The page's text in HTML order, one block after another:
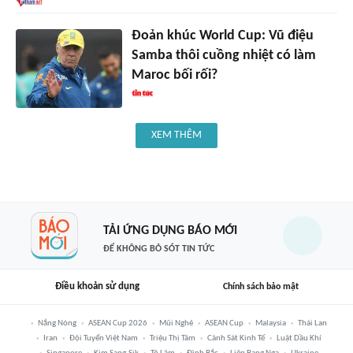
Đoản khúc World Cup: Vũ điệu
Samba thôi cuồng nhiệt có làm
Maroc bối rối?
XEM THÊM
TẢI ỨNG DỤNG BÁO MỚI
ĐỂ KHÔNG BỎ SÓT TIN TỨC
Điều khoản sử dụng Chính sách bảo mật
Nắng Nóng ASEAN Cup 2026 Mũi Nghê ASEAN Cup Malaysia
Thái Lan
Iran
Đội Tuyển Việt Nam Triệu Thị Tâm Cảnh Sát Kinh Tế
Luật Dầu Khí